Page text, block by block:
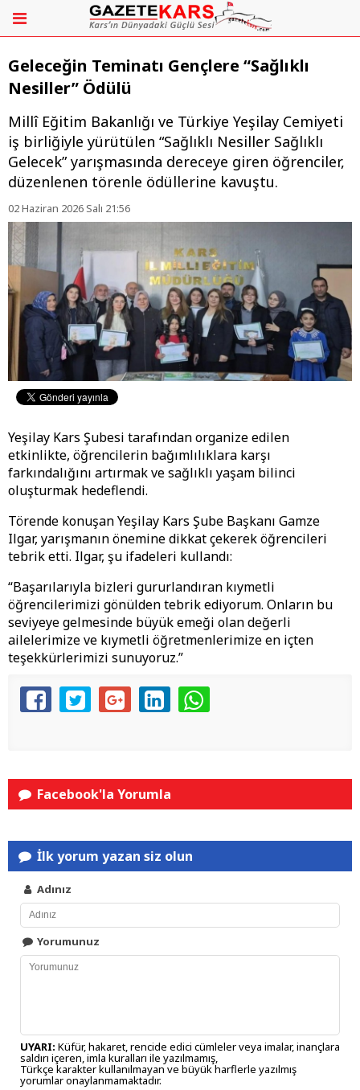
Geleceğin Teminatı Gençlere “Sağlıklı
Nesiller” Ödülü
Millî Eğitim Bakanlığı ve Türkiye Yeşilay Cemiyeti
iş birliğiyle yürütülen “Sağlıklı Nesiller Sağlıklı
Gelecek” yarışmasında dereceye giren öğrenciler,
düzenlenen törenle ödüllerine kavuştu.
02 Haziran 2026 Salı 21:56
​Yeşilay Kars Şubesi tarafından organize edilen
etkinlikte, öğrencilerin bağımlılıklara karşı
farkındalığını artırmak ve sağlıklı yaşam bilinci
oluşturmak hedeflendi.
​Törende konuşan Yeşilay Kars Şube Başkanı Gamze
Ilgar, yarışmanın önemine dikkat çekerek öğrencileri
tebrik etti. Ilgar, şu ifadeleri kullandı:
​“Başarılarıyla bizleri gururlandıran kıymetli
öğrencilerimizi gönülden tebrik ediyorum. Onların bu
seviyeye gelmesinde büyük emeği olan değerli
ailelerimize ve kıymetli öğretmenlerimize en içten
teşekkürlerimizi sunuyoruz.”
Facebook'la Yorumla
İlk yorum yazan siz olun
Adınız
Yorumunuz
UYARI: Küfür, hakaret, rencide edici cümleler veya imalar, inançlara
saldırı içeren, imla kuralları ile yazılmamış,
Türkçe karakter kullanılmayan ve büyük harflerle yazılmış
yorumlar onaylanmamaktadır.